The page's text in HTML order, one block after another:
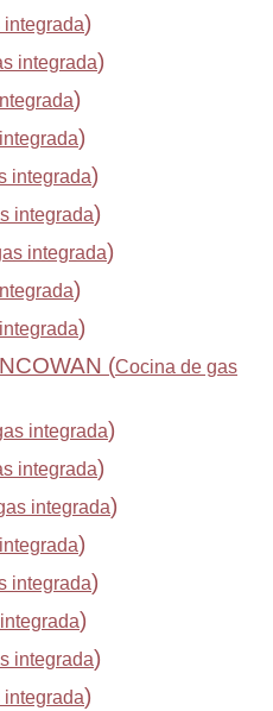
)
integrada)
)
)
integrada)
integrada)
integrada)
)
)
(Cocina de gas
integrada)
integrada)
integrada)
)
integrada)
)
integrada)
)